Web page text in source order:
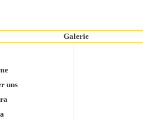
Galerie
uns